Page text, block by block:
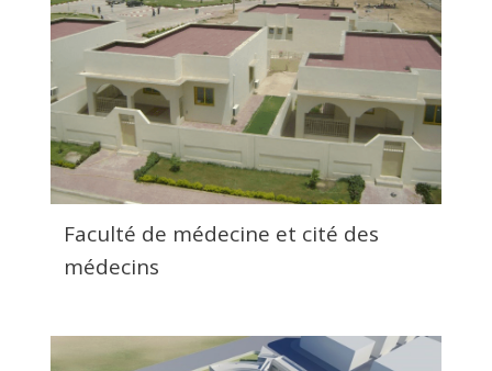
Faculté de médecine et cité des
médecins